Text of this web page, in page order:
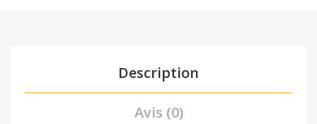
Description
Avis (0)